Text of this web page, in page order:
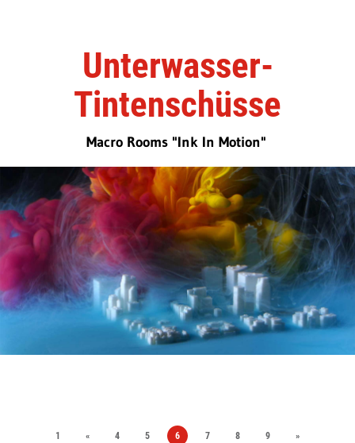
Unterwasser-
Tintenschüsse
Macro Rooms "Ink In Motion"
1 « 4 5 6 7 8 9 »